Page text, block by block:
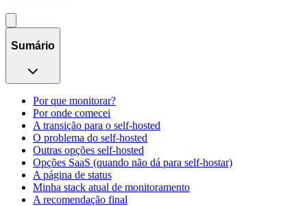
Sumário
Por que monitorar?
Por onde comecei
A transição para o self-hosted
O problema do self-hosted
Outras opções self-hosted
Opções SaaS (quando não dá para self-hostar)
A página de status
Minha stack atual de monitoramento
A recomendação final